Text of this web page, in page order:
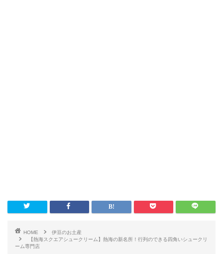
HOME
伊豆のお土産
【熱海スクエアシュークリーム】熱海の新名所！行列のできる四角いシュークリ
ーム専門店